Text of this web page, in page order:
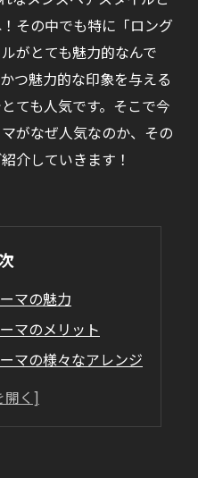
その中でも特に「ロング
がとても魅力的なんで
つ魅力的な印象を与える
ても人気です。そこで今
がなぜ人気なのか、その
介していきます！
マの魅力
マのメリット
マの様々なアレンジ